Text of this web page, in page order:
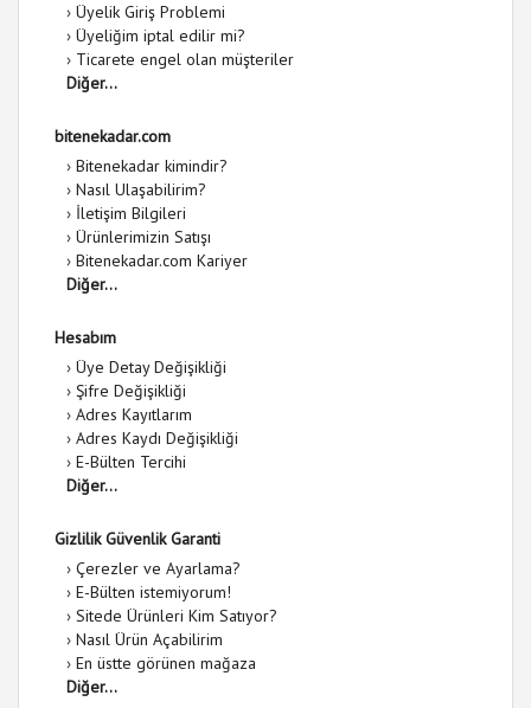
› Üyelik Giriş Problemi
› Üyeliğim iptal edilir mi?
› Ticarete engel olan müşteriler
Diğer...
bitenekadar.com
› Bitenekadar kimindir?
› Nasıl Ulaşabilirim?
› İletişim Bilgileri
› Ürünlerimizin Satışı
› Bitenekadar.com Kariyer
Diğer...
Hesabım
› Üye Detay Değişikliği
› Şifre Değişikliği
› Adres Kayıtlarım
› Adres Kaydı Değişikliği
› E-Bülten Tercihi
Diğer...
Gizlilik Güvenlik Garanti
› Çerezler ve Ayarlama?
› E-Bülten istemiyorum!
› Sitede Ürünleri Kim Satıyor?
› Nasıl Ürün Açabilirim
› En üstte görünen mağaza
Diğer...